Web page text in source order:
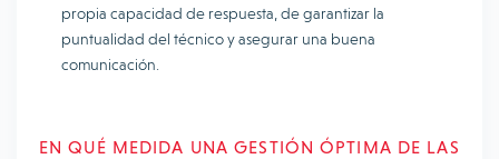
propia capacidad de respuesta, de garantizar la
puntualidad del técnico y asegurar una buena
comunicación.
EN QUÉ MEDIDA UNA GESTIÓN ÓPTIMA DE LAS